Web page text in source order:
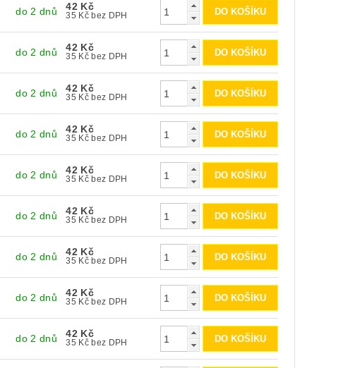
do 2 dnů 42 Kč
35 Kč bez DPH
do 2 dnů 42 Kč
35 Kč bez DPH
do 2 dnů 42 Kč
35 Kč bez DPH
do 2 dnů 42 Kč
35 Kč bez DPH
do 2 dnů 42 Kč
35 Kč bez DPH
do 2 dnů 42 Kč
35 Kč bez DPH
do 2 dnů 42 Kč
35 Kč bez DPH
do 2 dnů 42 Kč
35 Kč bez DPH
do 2 dnů 42 Kč
35 Kč bez DPH